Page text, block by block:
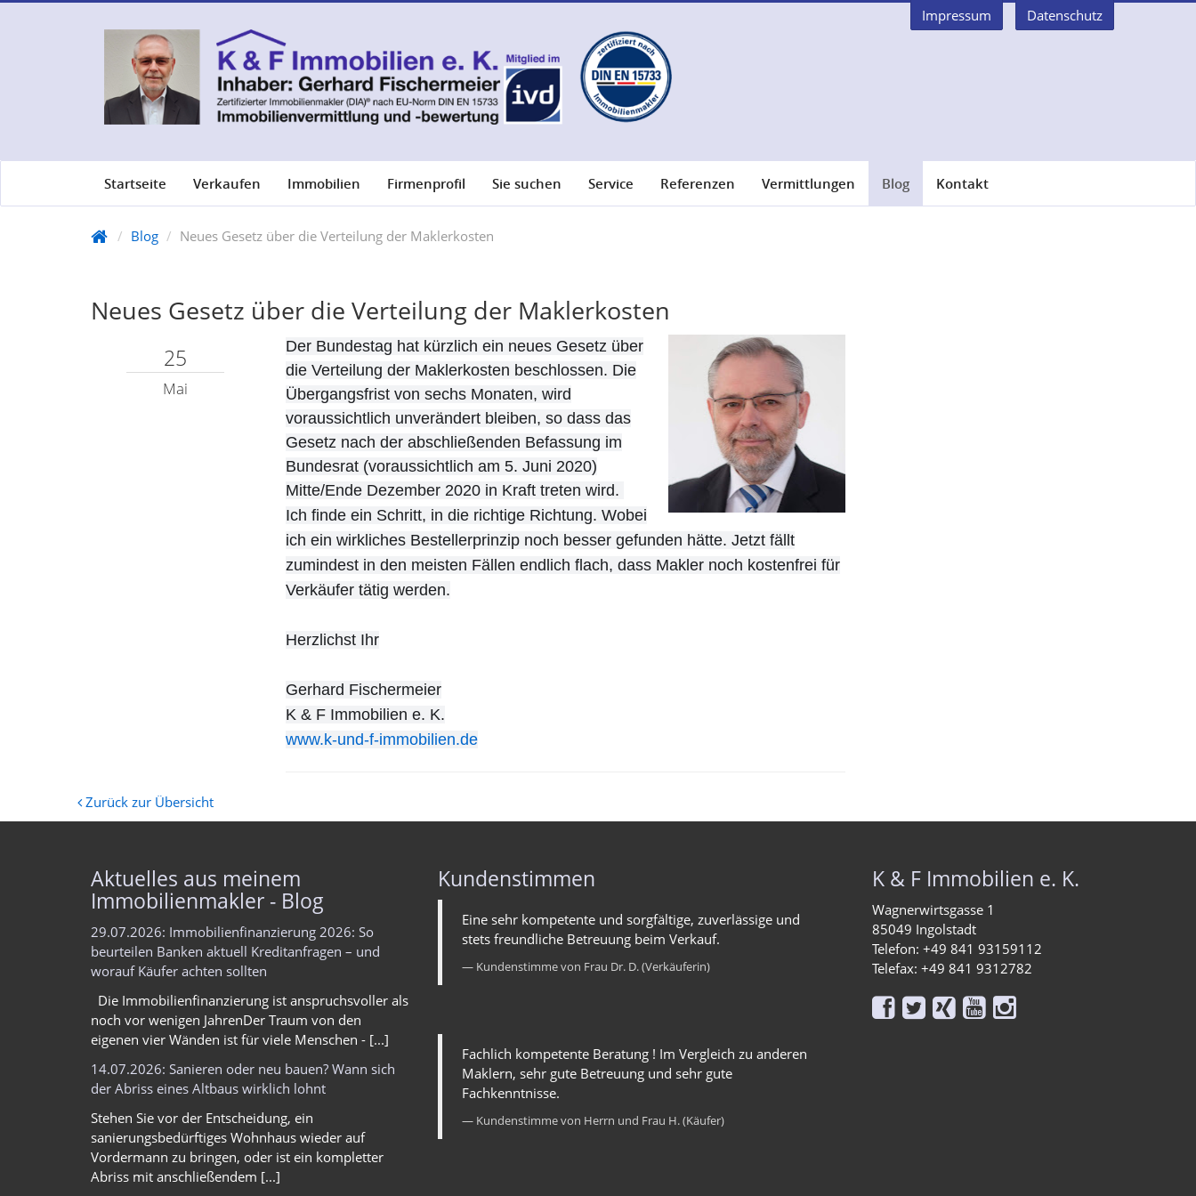
Impressum Datenschutz
Startseite Verkaufen Immobilien Firmenprofil Sie suchen Service Referenzen Vermittlungen Blog Kontakt
Blog Neues Gesetz über die Verteilung der Maklerkosten
Neues Gesetz über die Verteilung der Maklerkosten
25
Mai
Der Bundestag hat kürzlich ein neues Gesetz über
die Verteilung der Maklerkosten beschlossen. Die
Übergangsfrist von sechs Monaten, wird
voraussichtlich unverändert bleiben, so dass das
Gesetz nach der abschließenden Befassung im
Bundesrat (voraussichtlich am 5. Juni 2020)
Mitte/Ende Dezember 2020 in Kraft treten wird.
Ich finde ein Schritt, in die richtige Richtung. Wobei
ich ein wirkliches Bestellerprinzip noch besser gefunden hätte.Jetzt fällt
zumindest in den meisten Fällen endlich flach, dass Makler noch kostenfrei für
Verkäufer tätig werden.
Herzlichst Ihr
Gerhard Fischermeier
K & F Immobilien e. K.
www.k-und-f-immobilien.de
Zurück zur Übersicht
Aktuelles aus meinem
Immobilienmakler - Blog
29.07.2026: Immobilienfinanzierung 2026: So
beurteilen Banken aktuell Kreditanfragen – und
worauf Käufer achten sollten
Die Immobilienfinanzierung ist anspruchsvoller als
noch vor wenigen JahrenDer Traum von den
eigenen vier Wänden ist für viele Menschen - [...]
14.07.2026: Sanieren oder neu bauen? Wann sich
der Abriss eines Altbaus wirklich lohnt
Stehen Sie vor der Entscheidung, ein
sanierungsbedürftiges Wohnhaus wieder auf
Vordermann zu bringen, oder ist ein kompletter
Abriss mit anschließendem [...]
Kundenstimmen
Eine sehr kompetente und sorgfältige, zuverlässige und
stets freundliche Betreuung beim Verkauf.
Kundenstimme von Frau Dr. D. (Verkäuferin)
Fachlich kompetente Beratung ! Im Vergleich zu anderen
Maklern, sehr gute Betreuung und sehr gute
Fachkenntnisse.
Kundenstimme von Herrn und Frau H. (Käufer)
K & F Immobilien e. K.
Wagnerwirtsgasse 1
85049 Ingolstadt
Telefon: +49 841 93159112
Telefax: +49 841 9312782
    